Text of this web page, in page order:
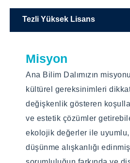
Misyon
Ana Bilim Dalımızın
kültürel gereksinimleri
değişkenlik gösteren
ve estetik çözümler
ekolojik değerler ile uyumlu,
düşünme alışkanlığı
Tezli Yüksek Lisans
Eğitim Dili
Türkçe
Eğitim Türü
Yüz yüze
Programın Amacı